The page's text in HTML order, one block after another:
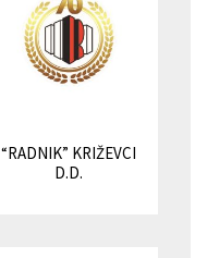
“RADNIK” KRIŽEVCI
D.D.